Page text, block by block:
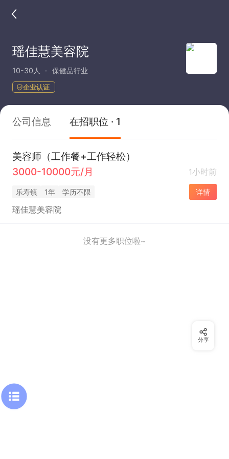
瑶佳慧美容院
10-30人 保健品行业
企业认证
公司信息 在招职位 · 1
美容师（工作餐+工作轻松）
3000-10000元/月
1小时前
乐寿镇 1年 学历不限 详情
瑶佳慧美容院
没有更多职位啦~
分享